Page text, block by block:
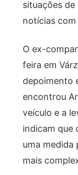
situações
notícias
O ex-
feira em
depoimento
encontrou
veículo e a
indicam que
uma medida
mais